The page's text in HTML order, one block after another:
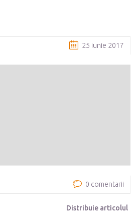
25 iunie 2017
0 comentarii
Distribuie articolul